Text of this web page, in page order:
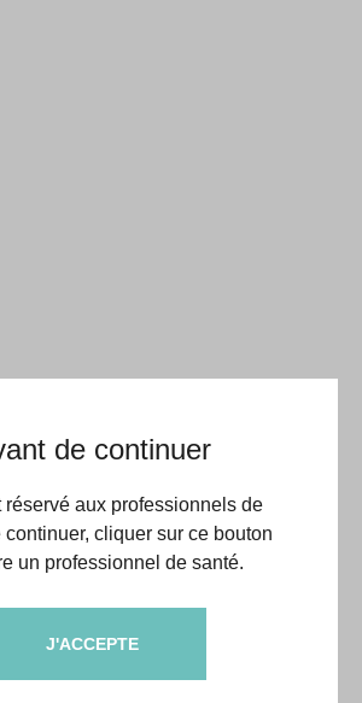
de continuer
réservé aux professionnels de
continuer, cliquer sur ce bouton
un professionnel de santé.
J'ACCEPTE